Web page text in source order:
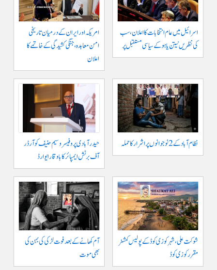
اسرائیل میں عام انتخابات کا اعلان، سب
کی نظریں نیتن یاہو کے سیاسی مستقبل پر
امریکہ اور ایران کے درمیان تاریخی
امن معاہدہ، جنگی کشیدگی کے خاتمے کا
اعلان
نظام آباد کے 2 نوجوانوں پر اشرار کا حملہ
حیدر آبادی پر و فیسر وسیم حنیف کو آرڈر
آف برٹش ایمپائر کا باوقار ایوارڈ
شوکت علی ، شہر کوزی کوڈ کے پولیس کمشنر
مقرر کوزی کوڈ
آم کھانے کے بعد فوت لڑکی کی بہن کی
بھی موت